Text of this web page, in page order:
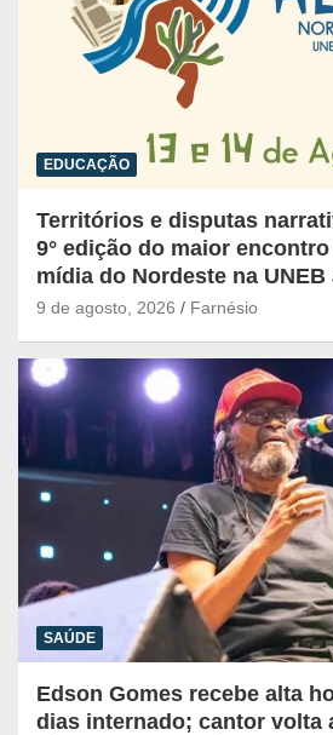
EDUCAÇÃO
Territórios e disputas
9° edição do maior
mídia do Nordeste na UNEB
9 de agosto, 2026 Farnésio
SAÚDE
Edson Gomes recebe alta
dias internado; cantor volta